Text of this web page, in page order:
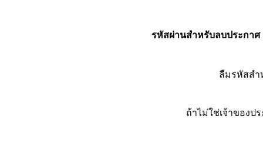
รหัสผ่านสำหรับลบประกาศ
ลืมรหัสส
ถ้าไม่ใช่เจ้าของป